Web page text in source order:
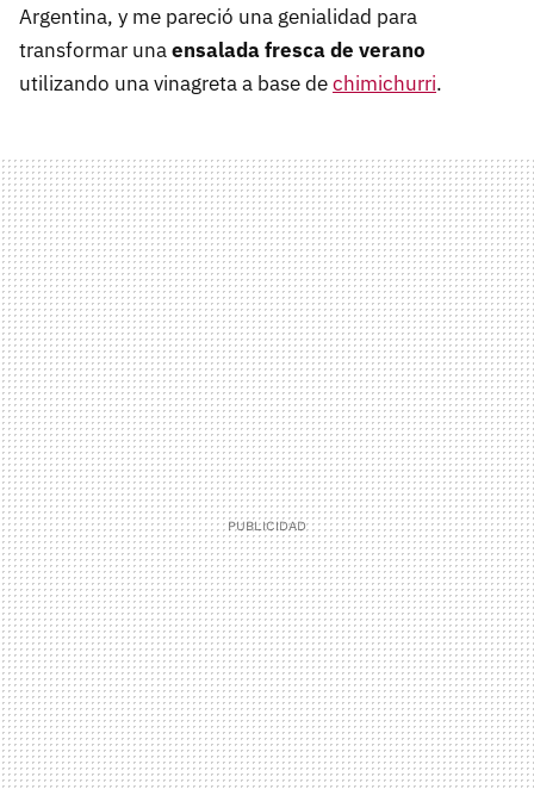
Argentina, y me pareció una genialidad para
transformar unaensalada fresca de verano
utilizando una vinagreta a base dechimichurri.